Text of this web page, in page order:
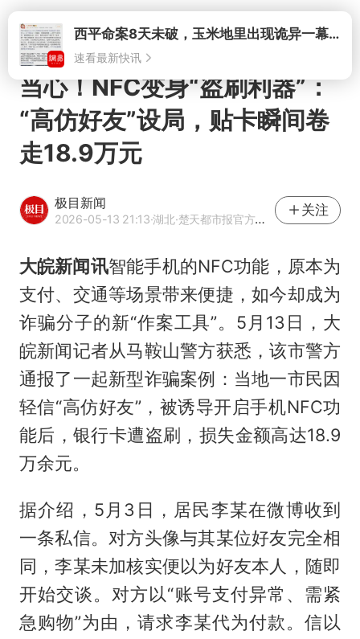
打开西平命案8天未破，玉米地里出现诡异一幕，我突然想起了欧金中
速看最新快讯
当心！NFC变身“盗刷利器”：
“高仿好友”设局，贴卡瞬间卷
走18.9万元
极目新闻
2026-05-13 21:13·湖北·楚天都市报官方网易号
关注
大皖新闻讯智能手机的NFC功能，原本为
支付、交通等场景带来便捷，如今却成为
诈骗分子的新“作案工具”。5月13日，大
皖新闻记者从马鞍山警方获悉，该市警方
通报了一起新型诈骗案例：当地一市民因
轻信“高仿好友”，被诱导开启手机NFC功
能后，银行卡遭盗刷，损失金额高达18.9
万余元。
据介绍，5月3日，居民李某在微博收到
一条私信。对方头像与其某位好友完全相
同，李某未加核实便以为好友本人，随即
开始交谈。对方以“账号支付异常、需紧
急购物”为由，请求李某代为付款。信以